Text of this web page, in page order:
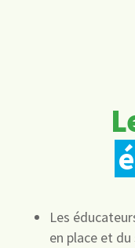
Les
en place et